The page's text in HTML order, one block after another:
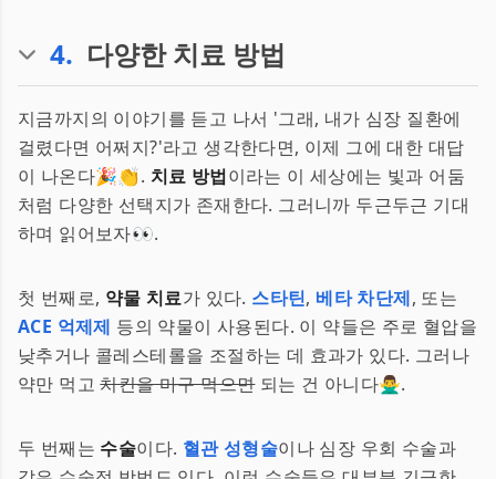
4. 다양한 치료 방법
지금까지의 이야기를 듣고 나서 '그래, 내가 심장 질환에
걸렸다면 어쩌지?'라고 생각한다면, 이제 그에 대한 대답
이 나온다🎉👏. 치료 방법이라는 이 세상에는 빛과 어둠
처럼 다양한 선택지가 존재한다. 그러니까 두근두근 기대
하며 읽어보자👀.
첫 번째로, 약물 치료가 있다. 스타틴, 베타 차단제, 또는
ACE 억제제 등의 약물이 사용된다. 이 약들은 주로 혈압을
낮추거나 콜레스테롤을 조절하는 데 효과가 있다. 그러나
약만 먹고치킨을 마구 먹으면되는 건 아니다🙅‍♂️.
두 번째는 수술이다. 혈관 성형술이나 심장 우회 수술과